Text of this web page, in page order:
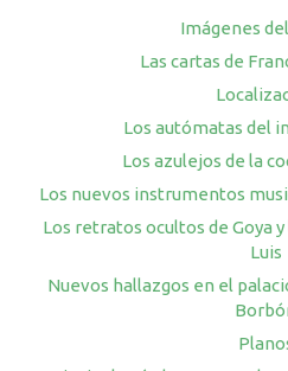
Imágenes
Las cartas de
Los autómatas del
Los azulejos de la
Los nuevos instrumentos
Los retratos ocultos de Goya
Luis
Nuevos hallazgos en el